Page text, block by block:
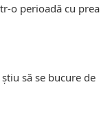
o perioadă cu prea
să se bucure de